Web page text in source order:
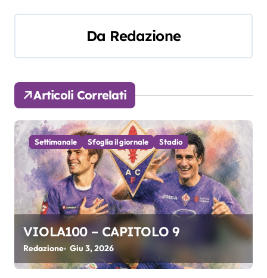
v
a
z
i
o
n
e
a
r
Da Redazione
Articoli Correlati
Settimanale Sfoglia il giornale Stadio
VIOLA100 – CAPITOLO 9
Redazione Giu 3, 2026